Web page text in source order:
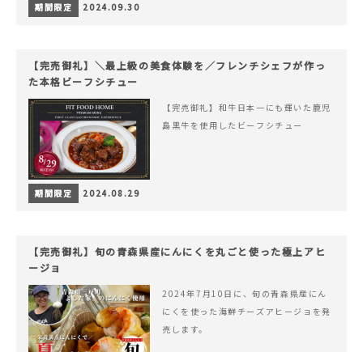
期間限定 2024.09.30
【完売御礼】＼最上級の美食体験を／フレンチシェフが作っ
た本格ビーフシチュー
【完売御礼】和牛日本一にも輝いた鹿児
島黒牛を使用したビーフシチュー
期間限定 2024.08.29
【完売御礼】旬の青森県産にんにくを丸ごと使った極上アヒ
ージョ
2024年7月10日に、旬の青森県産にん
にくを使った海鮮チーズアヒージョを発
売します。